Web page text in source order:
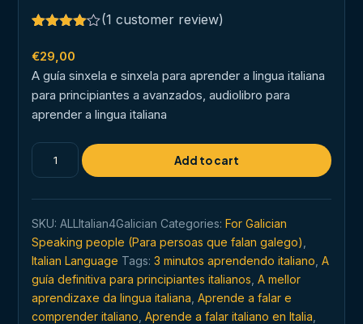
4.00 out
of 5
based
on
customer
rating
(1 customer review)
€29,00
A guía sinxela e sinxela para aprender a lingua italiana
para principiantes a avanzados, audiolibro para
aprender a lingua italiana
Aprende
o
en
calquera
momento
e
en
Add to cart
SKU: ALLItalian4Galician Categories: For Galician
Speaking people (Para persoas que falan galego)
Italian Language Tags: 3 minutos aprendendo italiano A
guía definitiva para principiantes italianos A mellor
aprendizaxe da lingua italiana Aprende a falar e
comprender italiano Aprende a falar italiano en Italia